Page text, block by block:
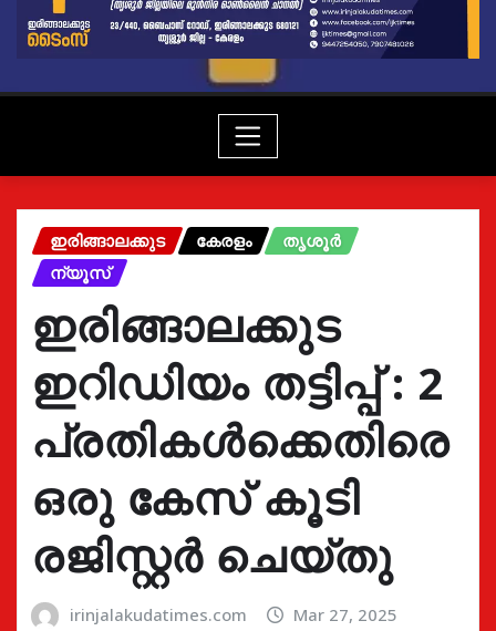
ഇരിങ്ങാലക്കുട കേരളം
തൃശൂർ
ന്യൂസ്
ഇരിങ്ങാലക്കുട
ഇറിഡിയം തട്ടിപ്പ് : 2
പ്രതികൾക്കെതിരെ
ഒരു കേസ് കൂടി
രജിസ്റ്റർ ചെയ്തു
irinjalakudatimes.com
Mar 27, 2025